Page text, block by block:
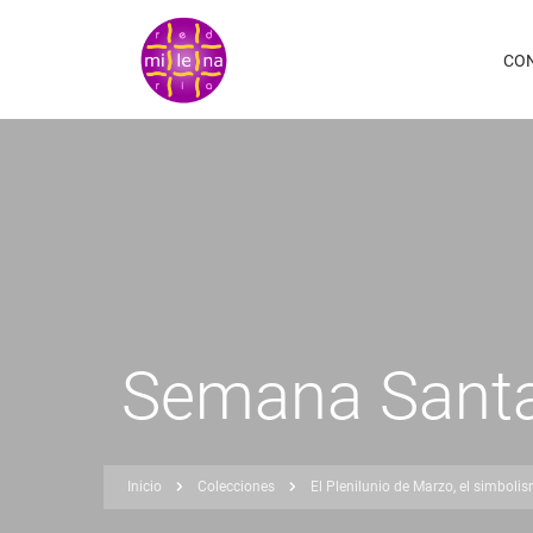
principal
Semana
Inicio Colecciones El Plenilunio de Marzo, el